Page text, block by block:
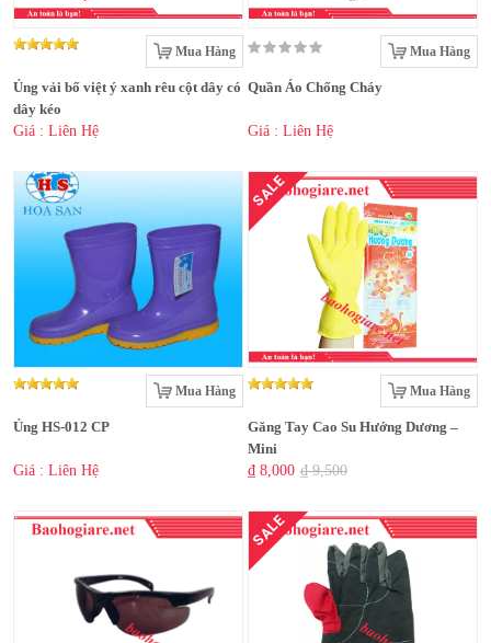
Mua Hàng
Ủng vải bố việt ý xanh rêu cột dây có
dây kéo
Giá : Liên Hệ
Mua Hàng
Quần Áo Chống Cháy
Giá : Liên Hệ
Mua Hàng
Ủng HS-012 CP
Giá : Liên Hệ
SALE
Mua Hàng
Găng Tay Cao Su Hướng Dương –
Mini
₫ 8,000 ₫ 9,500
SALE